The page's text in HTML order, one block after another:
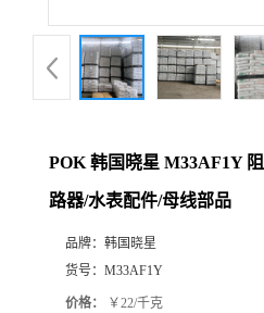
POK 韩国晓星 M33AF1Y
路器/水表配件/母线部品
品牌： 韩国晓星
货号： M33AF1Y
价格： ￥22/千克